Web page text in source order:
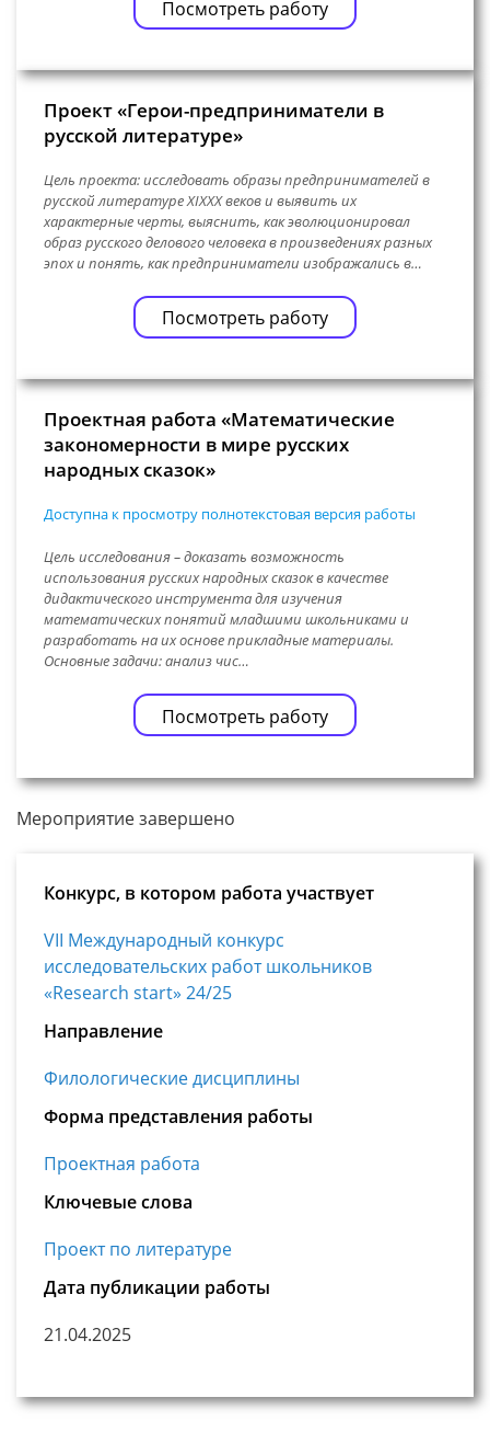
Посмотреть работу
Проект «Герои-предприниматели в
русской литературе»
Цель проекта: исследовать образы предпринимателей в
русской литературе XIXXX веков и выявить их
характерные черты, выяснить, как эволюционировал
образ русского делового человека в произведениях разных
эпох и понять, как предприниматели изображались в…
Посмотреть работу
Проектная работа «Математические
закономерности в мире русских
народных сказок»
Доступна к просмотру полнотекстовая версия работы
Цель исследования – доказать возможность
использования русских народных сказок в качестве
дидактического инструмента для изучения
математических понятий младшими школьниками и
разработать на их основе прикладные материалы.
Основные задачи: анализ чис…
Посмотреть работу
Мероприятие завершено
Конкурс, в котором работа участвует
VII Международный конкурс
исследовательских работ школьников
«Research start» 24/25
Направление
Филологические дисциплины
Форма представления работы
Проектная работа
Ключевые слова
Проект по литературе
Дата публикации работы
21.04.2025